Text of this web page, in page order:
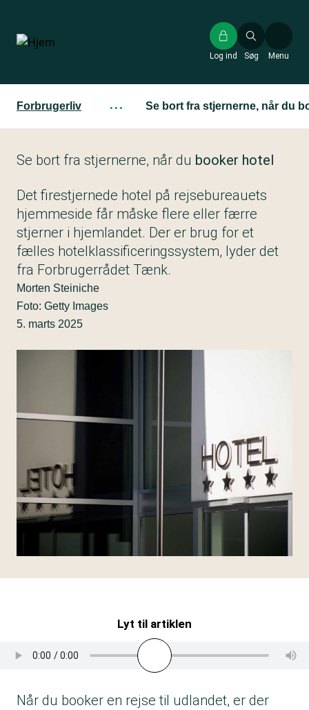
hovedindhold
Søg
Log ind Menu
Forbrugerliv ··· Se bort fra stjernerne, når du
Se bort fra stjernerne, når du booker hotel
Det firestjernede hotel på rejsebureauets
hjemmeside får måske flere eller færre
stjerner i hjemlandet. Der er brug for et
fælles hotelklassificeringssystem, lyder det
fra Forbrugerrådet Tænk.
Morten Steiniche
Foto: Getty Images
5. marts 2025
Lyt til artiklen
Når du booker en rejse til udlandet, er der